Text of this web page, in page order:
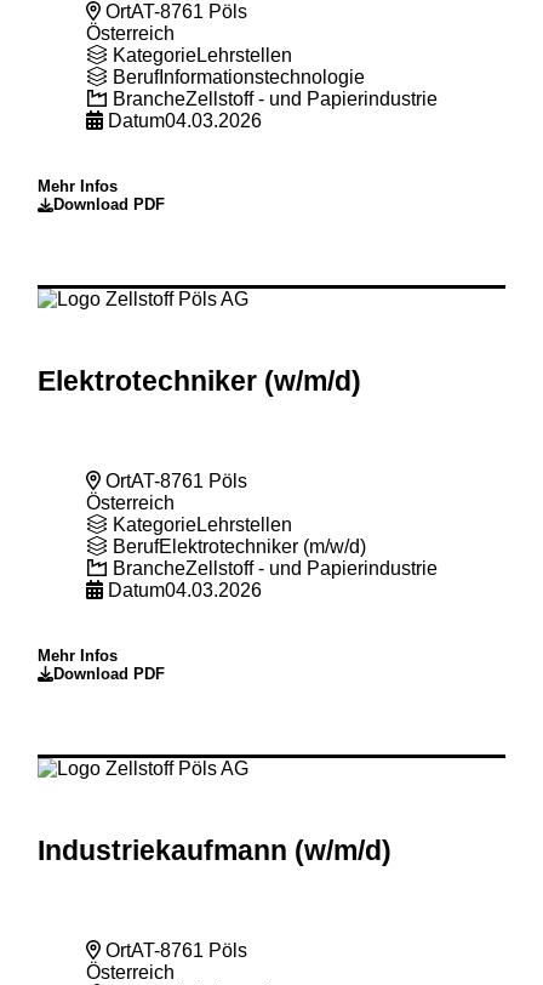
OrtAT-8761 Pöls
Österreich
KategorieLehrstellen
BerufInformationstechnologie
BrancheZellstoff - und Papierindustrie
Datum04.03.2026
Mehr Infos
Download PDF
Elektrotechniker (w/m/d)
OrtAT-8761 Pöls
Österreich
KategorieLehrstellen
BerufElektrotechniker (m/w/d)
BrancheZellstoff - und Papierindustrie
Datum04.03.2026
Mehr Infos
Download PDF
Industriekaufmann (w/m/d)
OrtAT-8761 Pöls
Österreich